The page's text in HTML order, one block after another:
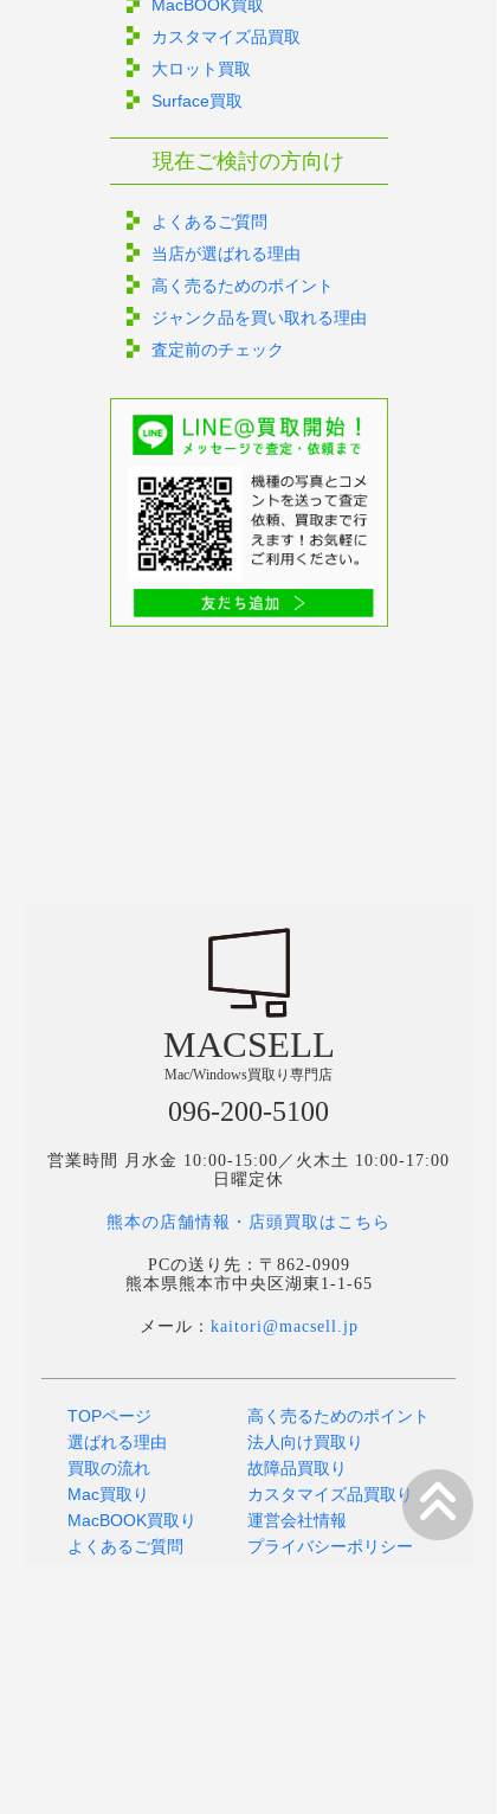
MacBOOK買取
カスタマイズ品買取
大ロット買取
Surface買取
現在ご検討の方向け
よくあるご質問
当店が選ばれる理由
高く売るためのポイント
ジャンク品を買い取れる理由
査定前のチェック
MACSELL
Mac/Windows買取り専門店
096-200-5100
営業時間 月水金 10:00-15:00／火木土 10:00-17:00
日曜定休
熊本の店舗情報・店頭買取はこちら
PCの送り先：〒862-0909
熊本県熊本市中央区湖東1-1-65
メール： kaitori@macsell.jp
TOPページ
選ばれる理由
買取の流れ
Mac買取り
MacBOOK買取り
よくあるご質問
高く売るためのポイント
法人向け買取り
故障品買取り
カスタマイズ品買取り
運営会社情報
プライバシーポリシー